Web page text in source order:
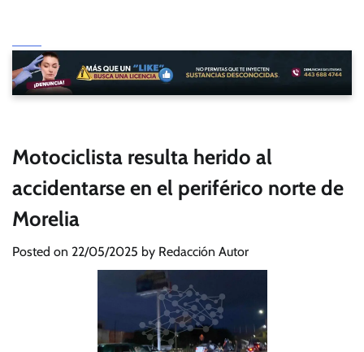
Motociclista resulta herido al
accidentarse en el periférico norte de
Morelia
Posted on 22/05/2025 by Redacción Autor